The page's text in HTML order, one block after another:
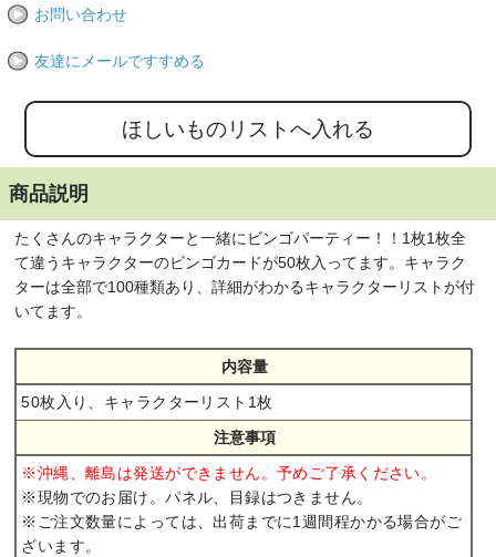
お問い合わせ
友達にメールですすめる
商品説明
たくさんのキャラクターと一緒にビンゴパーティー！！1枚1枚全
て違うキャラクターのビンゴカードが50枚入ってます。キャラク
ターは全部で100種類あり、詳細がわかるキャラクターリストが付
いてます。
内容量
50枚入り、キャラクターリスト1枚
注意事項
※沖縄、離島は発送ができません。予めご了承ください。
※現物でのお届け。パネル、目録はつきません。
※ご注文数量によっては、出荷までに1週間程かかる場合がご
ざいます。